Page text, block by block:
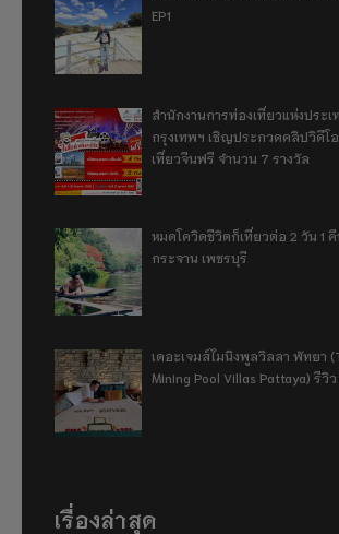
EP1
สำนักงานการท่องเที่ยวแห่งประ
กรุงเทพฯ เชิญประกวดคลิปวิดีโ
เที่ยวจีนฟรี จำนวน 7 รางวัล
หมดโควิดชีวิตก็เที่ยวต่อ 2 วัน 1
กระจาน เพชรบุรี
เดอะเจมส์ไมนิงพูลวิลลา พัทยา
Mining Pool Villas Pattaya) รีวิว
เรื่องล่าสุด